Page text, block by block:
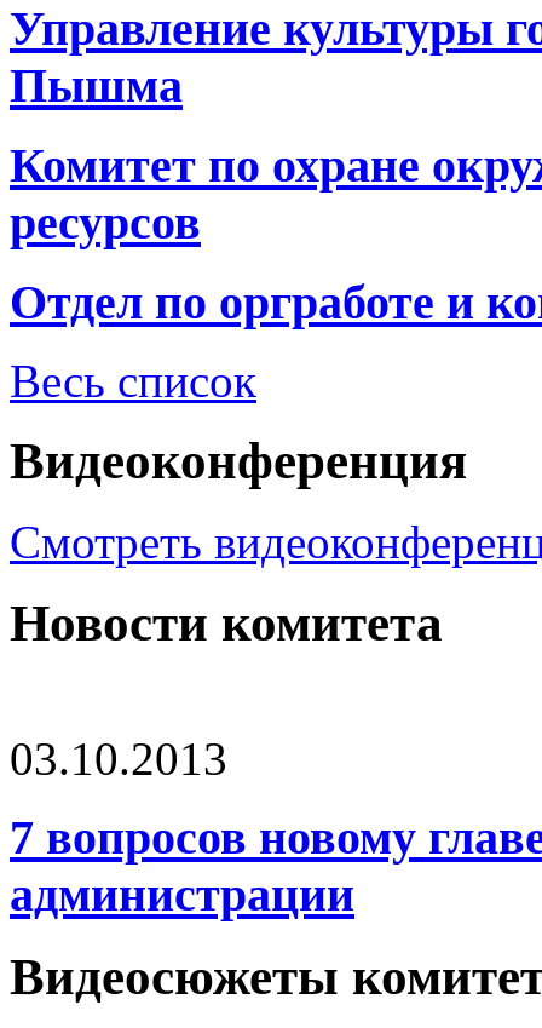
Управление культуры
Пышма
Комитет по охране
ресурсов
Отдел по оргработе и
Весь список
Видеоконференция
Смотреть
Новости комитета
03.10.2013
7 вопросов новому
администрации
Видеосюжеты